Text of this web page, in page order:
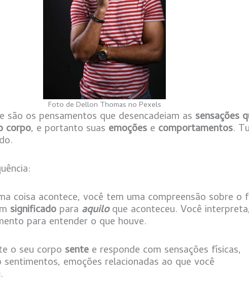
Foto de Dellon Thomas no Pexels
são os pensamentos que desencadeiam as sensações
corpo, e portanto suas emoções e comportamentos.
coisa acontece, você tem uma compreensão sobre o
significado para aquilo que aconteceu. Você interpreta,
para entender o que houve.
o seu corpo sente e responde com sensações físicas,
sentimentos, emoções relacionadas ao que você